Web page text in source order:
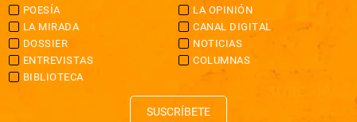
POESÍA
LA OPINIÓN
LA MIRADA
CANAL DIGITAL
DOSSIER
NOTICIAS
ENTREVISTAS
COLUMNAS
BIBLIOTECA
SUSCRÍBETE